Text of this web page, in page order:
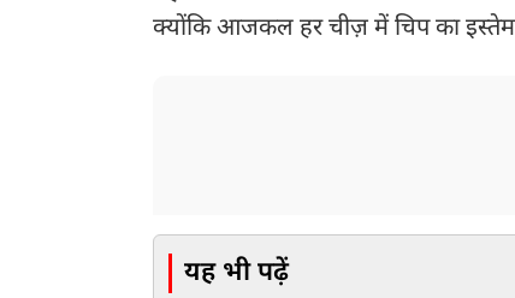
क्योंकि आजकल हर चीज़ में चिप का
यह भी पढ़ें